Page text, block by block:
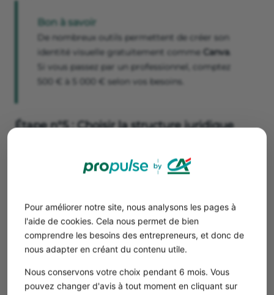
Pour améliorer notre site, nous analysons les pages à
l'aide de cookies. Cela nous permet de bien
comprendre les besoins des entrepreneurs, et donc de
nous adapter en créant du contenu utile.
Nous conservons votre choix pendant 6 mois. Vous
pouvez changer d'avis à tout moment en cliquant sur
Bon à savoir
De nombreux outils permettent de créer son
identité visuelle gratuitement comme
Canva.
Si vous passez par un professionnel, comptez
500 € à 5 000 € selon vos besoins.
Étape n°5 : Choisir la structure juridique
vous souhaitez créer votre marque, vous devrez
créer votre entreprise pour vendre vos produits
Lamicro-entreprise est idéale pour tester votre
marque sans formalités lourdes.
Si vous êtes sûr de votre idée et que vous vous lancez
seul, vous pouvez opter pour
l’entreprise unipersonnelle à responsabilité limitée
(EURL) ou la société par actions simplifiée